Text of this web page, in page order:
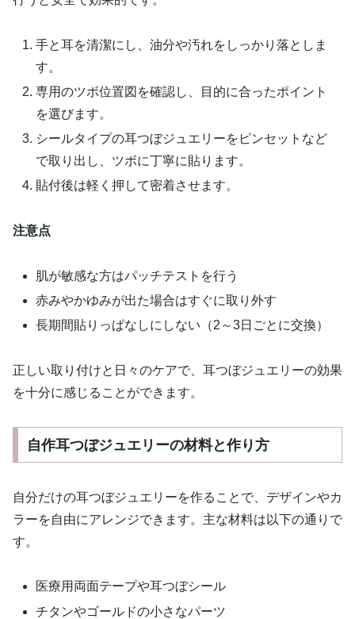
手と耳を清潔にし、油分や汚れをしっかり落としま
す。
専用のツボ位置図を確認し、目的に合ったポイント
を選びます。
シールタイプの耳つぼジュエリーをピンセットなど
で取り出し、ツボに丁寧に貼ります。
貼付後は軽く押して密着させます。
注意点
肌が敏感な方はパッチテストを行う
赤みやかゆみが出た場合はすぐに取り外す
長期間貼りっぱなしにしない（2～3日ごとに交換）
正しい取り付けと日々のケアで、耳つぼジュエリーの効果
を十分に感じることができます。
自作耳つぼジュエリーの材料と作り方
自分だけの耳つぼジュエリーを作ることで、デザインやカ
ラーを自由にアレンジできます。主な材料は以下の通りで
す。
医療用両面テープや耳つぼシール
チタンやゴールドの小さなパーツ